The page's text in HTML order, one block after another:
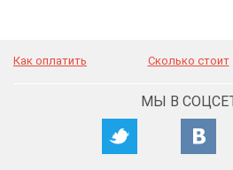
Как оплатить Сколько стоит
МЫ В